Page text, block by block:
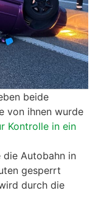
beide
von ihnen wurde
Kontrolle in ein
die Autobahn in
gesperrt
durch die